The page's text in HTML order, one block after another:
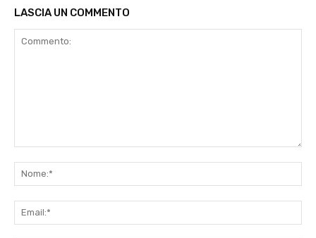
LASCIA UN COMMENTO